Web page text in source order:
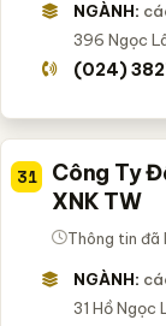
NGÀNH:
396 Ngọc
(024)
31
Công Ty
XNK TW
Thông tin đã
NGÀNH:
31 Hồ Ngọc